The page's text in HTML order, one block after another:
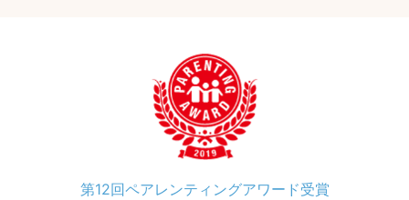
第12回ペアレンティングアワード受賞